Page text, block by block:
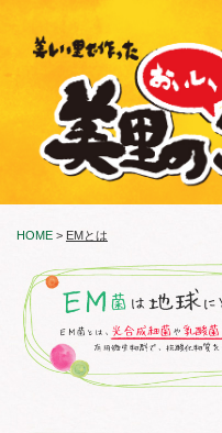
HOME > EMとは